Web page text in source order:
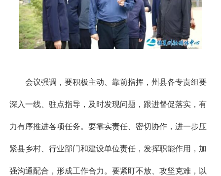
会议强调，要积极主动、靠前指挥，州县各专责组要
深入一线、驻点指导，及时发现问题，跟进督促落实，有
力有序推进各项任务。要靠实责任、密切协作，进一步压
紧县乡村、行业部门和建设单位责任，发挥职能作用，加
强沟通配合，形成工作合力。要紧盯不放、攻坚克难，以